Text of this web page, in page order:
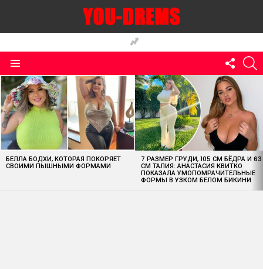
US
MOST
VIEWED
STORIES
БЕЛЛА БОДХИ, КОТОРАЯ ПОКОРЯЕТ
СВОИМИ ПЫШНЫМИ ФОРМАМИ
7 РАЗМЕР ГРУДИ, 105 СМ БЁДРА И 63
СМ ТАЛИЯ: АНАСТАСИЯ КВИТКО
ПОКАЗАЛА УМОПОМРАЧИТЕЛЬНЫЕ
ФОРМЫ В УЗКОМ БЕЛОМ БИКИНИ